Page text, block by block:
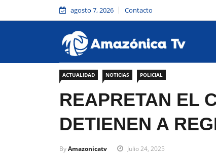
agosto 7, 2026 Contacto
ACTUALIDAD NOTICIAS POLICIAL
REAPRETAN EL
DETIENEN A
ByAmazonicatv Julio 24, 2025